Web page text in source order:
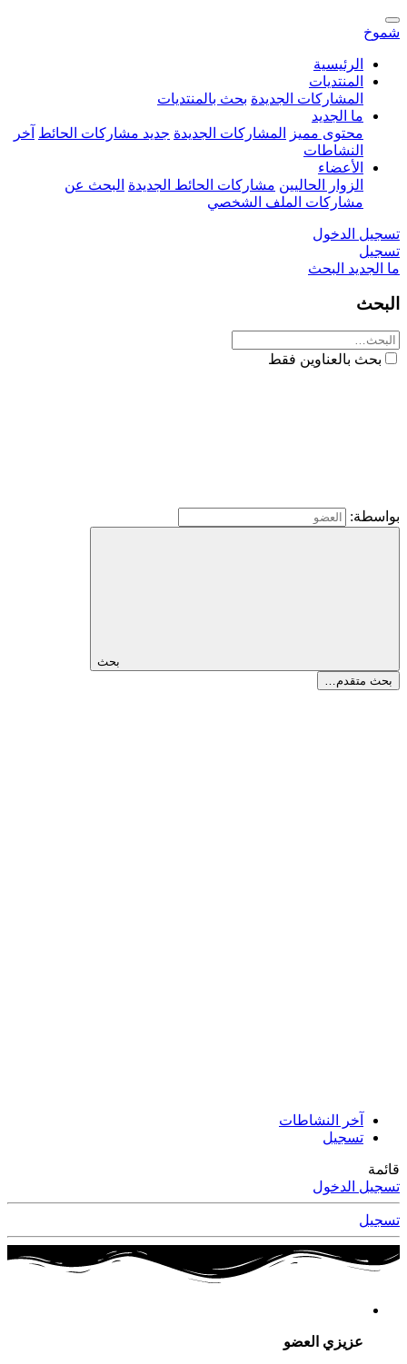
شموخ
الرئيسية
المنتديات
المشاركات الجديدة بحث بالمنتديات
ما الجديد
محتوى مميز
المشاركات الجديدة جديد مشاركات الحائط آخر
النشاطات
الأعضاء
الزوار الحاليين مشاركات الحائط الجديدة البحث عن
مشاركات الملف الشخصي
تسجيل الدخول
تسجيل
ما الجديد البحث
البحث
بحث بالعناوين فقط
بواسطة:
بحث
بحث متقدم…
آخر النشاطات
تسجيل
قائمة
تسجيل الدخول
تسجيل
عزيزي العضو